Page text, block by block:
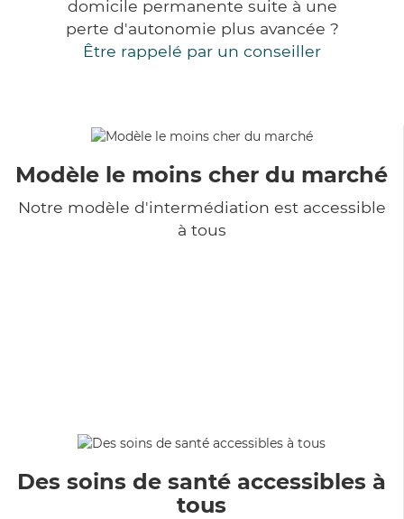
domicile permanente suite à une
perte d'autonomie plus avancée ?
Être rappelé par un conseiller
Modèle le moins cher du marché
Notre modèle d'intermédiation est accessible
à tous
Des soins de santé accessibles à
tous